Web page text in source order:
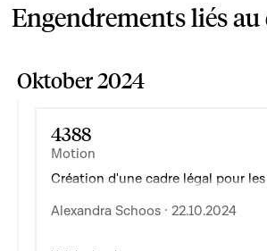
Engendrements liés au
Oktober 2024
4388
Motion
Création d'une cadre légal pour
Alexandra Schoos · 22.10.2024